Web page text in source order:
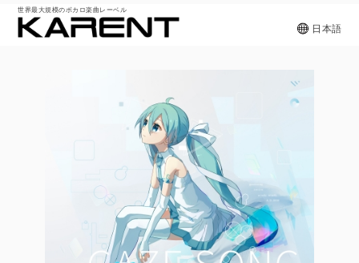
世界最大規模のボカロ楽曲レーベル
日本語